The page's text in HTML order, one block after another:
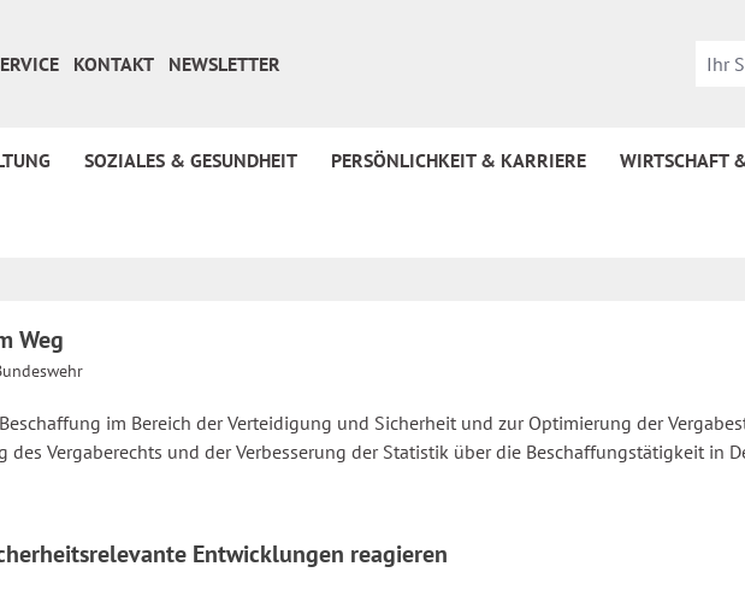
KONTAKT NEWSLETTER
SOZIALES & GESUNDHEIT PERSÖNLICHKEIT & KARRIERE WIRTSCHAFT
Weg
im Bereich der Verteidigung und Sicherheit und zur Optimierung der
des Vergaberechts und der Verbesserung der Statistik über die Beschaffungstätigkeit in
Entwicklungen reagieren